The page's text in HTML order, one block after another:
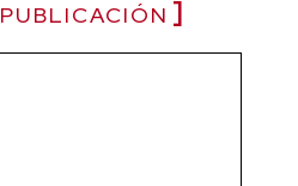
PUBLICACIÓN